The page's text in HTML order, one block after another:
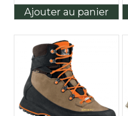
Ajouter au panier